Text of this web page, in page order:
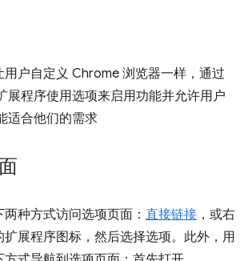
户自定义 Chrome 浏览器一样，通过
展程序使用选项来启用功能并允许用户
适合他们的需求
种方式访问选项页面： 直接链接 ，或右
展程序图标，然后选择选项。此外，用